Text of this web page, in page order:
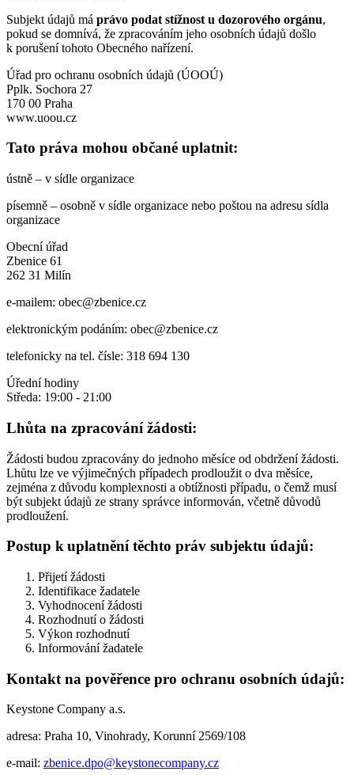
Subjekt údajů má právo podat stížnost u dozorového orgánu,
pokud se domnívá, že zpracováním jeho osobních údajů došlo
k porušení tohoto Obecného nařízení.
Úřad pro ochranu osobních údajů (ÚOOÚ)
Pplk. Sochora 27
170 00 Praha
www.uoou.cz
Tato práva mohou občané uplatnit:
ústně – v sídle organizace
písemně – osobně v sídle organizace nebo poštou na adresu sídla
organizace
Obecní úřad
Zbenice 61
262 31 Milín
e-mailem: obec@zbenice.cz
elektronickým podáním: obec@zbenice.cz
telefonicky na tel. čísle: 318 694 130
Úřední hodiny
Středa: 19:00 - 21:00
Lhůta na zpracování žádosti:
Žádosti budou zpracovány do jednoho měsíce od obdržení žádosti.
Lhůtu lze ve výjimečných případech prodloužit o dva měsíce,
zejména z důvodu komplexnosti a obtížnosti případu, o čemž musí
být subjekt údajů ze strany správce informován, včetně důvodů
prodloužení.
Postup k uplatnění těchto práv subjektu údajů:
Přijetí žádosti
Identifikace žadatele
Vyhodnocení žádosti
Rozhodnutí o žádosti
Výkon rozhodnutí
Informování žadatele
Kontakt na pověřence pro ochranu osobních údajů:
Keystone Company a.s.
adresa: Praha 10, Vinohrady, Korunní 2569/108
e-mail: zbenice.dpo@keystonecompany.cz